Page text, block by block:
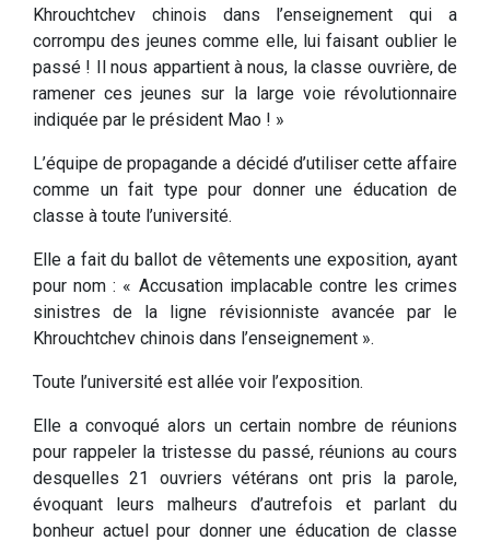
Khrouchtchev chinois dans l’enseignement qui a
corrompu des jeunes comme elle, lui faisant oublier le
passé ! Il nous appartient à nous, la classe ouvrière, de
ramener ces jeunes sur la large voie révolutionnaire
indiquée par le président Mao ! »
L’équipe de propagande a décidé d’utiliser cette affaire
comme un fait type pour donner une éducation de
classe à toute l’université.
Elle a fait du ballot de vêtements une exposition, ayant
pour nom : « Accusation implacable contre les crimes
sinistres de la ligne révisionniste avancée par le
Khrouchtchev chinois dans l’enseignement ».
Toute l’université est allée voir l’exposition.
Elle a convoqué alors un certain nombre de réunions
pour rappeler la tristesse du passé, réunions au cours
desquelles 21 ouvriers vétérans ont pris la parole,
évoquant leurs malheurs d’autrefois et parlant du
bonheur actuel pour donner une éducation de classe